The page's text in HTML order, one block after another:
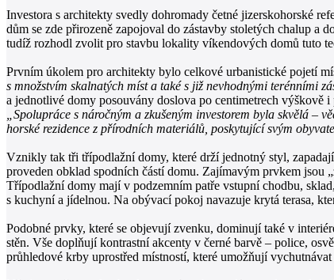
Investora s architekty svedly dohromady četné jizerskohorské
dům se zde přirozeně zapojoval do zástavby stoletých chalup
tudíž rozhodl zvolit pro stavbu lokality víkendových domů tuto
Prvním úkolem pro architekty bylo celkové urbanistické pojetí
s množstvím skalnatých míst a také s již nevhodnými terénními
a jednotlivé domy posouvány doslova po centimetrech
„Spolupráce s náročným a zkušeným investorem byla skvělá
horské rezidence z přírodních materiálů, poskytující svým
Vznikly tak tři třípodlažní domy, které drží jednotný styl,
proveden obklad spodních částí domu. Zajímavým prvkem jsou
Třípodlažní domy mají v podzemním patře vstupní chodbu,
s kuchyní a jídelnou. Na obývací pokoj navazuje krytá terasa,
Podobné prvky, které se objevují zvenku, dominují také v
stěn. Vše doplňují kontrastní akcenty v černé barvě – police,
průhledové krby uprostřed místností, které umožňují